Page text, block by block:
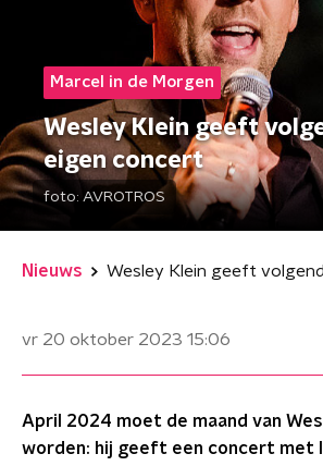
Marcel in de Morgen
Wesley Klein geeft
eigen concert
foto: AVROTROS
Nieuws
vr 20 oktober 2023 15:06
April 2024 moet de maand van
worden: hij geeft een concert met